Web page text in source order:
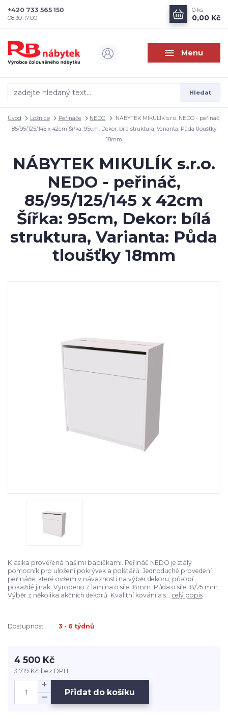
Menu
Hledat
+420 733 565 150
08.30-17.00
0 ks
0,00 Kč
Úvod Ložnice Peřináče NEDO
NÁBYTEK MIKULÍK s.r.o. NEDO - peřináč,
85/95/125/145 x 42cm Šířka: 95cm, Dekor: bílá struktura, Varianta: Půda tloušťky
18mm
NÁBYTEK MIKULÍK s.r.o.
NEDO - peřináč,
85/95/125/145 x 42cm
Šířka: 95cm, Dekor: bílá
struktura, Varianta: Půda
tloušťky 18mm
Klasika prověřená našimi babičkami. Peřináč NEDO je stálý
pomocník pro uložení pokrývek a polštářů. Jednoduché provedení
peřináče, které ovšem v návaznosti na výběr dekoru, působí
pokaždé jinak. Vyrobeno z lamina o síle 18mm. Půda o síle 18/25 mm.
Výběr z několika akčních dekorů. Kvalitní kování a s... celý popis
Dostupnost 3 - 6 týdnů
4 500 Kč
3 719 Kč bez DPH
Přidat do košíku